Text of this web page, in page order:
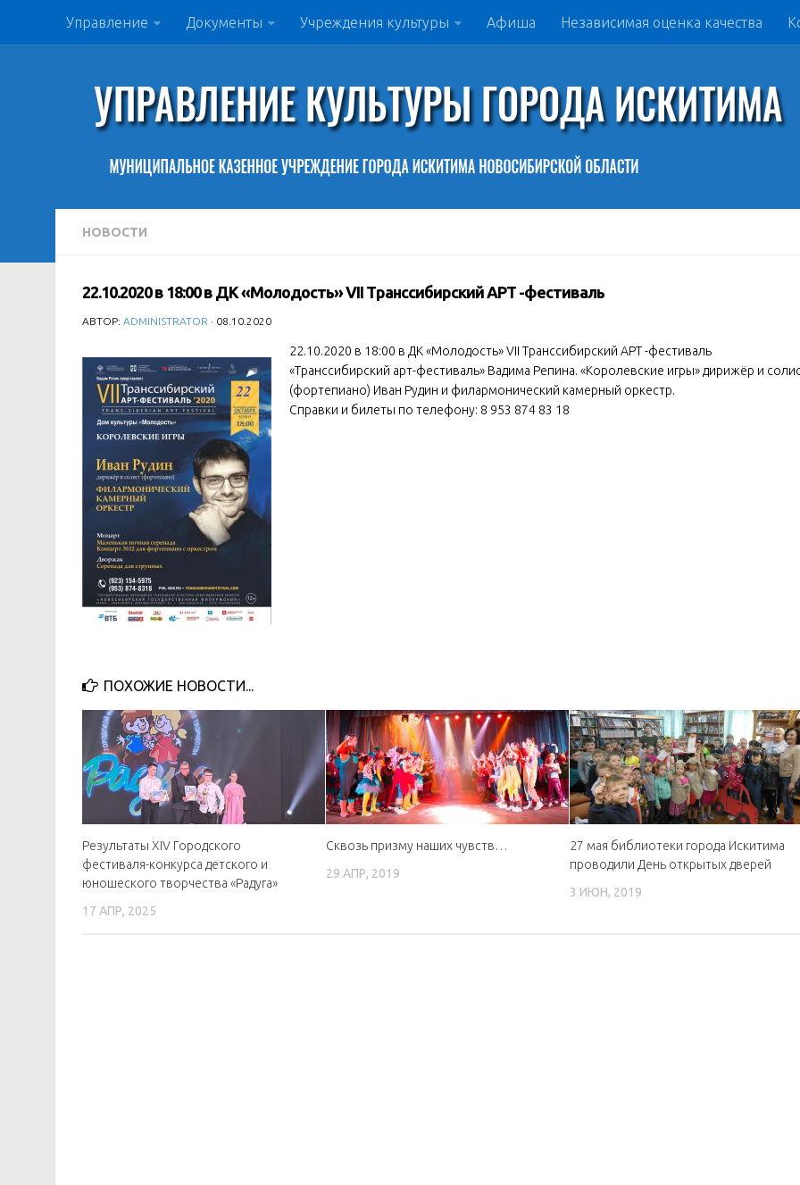
Управление Документы Учреждения культуры Афиша Независимая оценка качества
НОВОСТИ
22.10.2020 в 18:00 в ДК «Молодость» VII Транссибирский АРТ -фестиваль
АВТОР: ADMINISTRATOR · 08.10.2020
22.10.2020 в 18:00 в ДК «Молодость» VII Транссибирский АРТ -фестиваль
«Транссибирский арт-фестиваль» Вадима Репина. «Королевские игры» дирижёр и
(фортепиано) Иван Рудин и филармонический камерный оркестр.
Справки и билеты по телефону: 8 953 874 83 18
ПОХОЖИЕ НОВОСТИ...
Результаты XIV Городского
фестиваля-конкурса детского и
юношеского творчества «Радуга»
17 АПР, 2025
Сквозь призму наших чувств…
29 АПР, 2019
27 мая библиотеки города Искитима
проводили День открытых дверей
3 ИЮН, 2019